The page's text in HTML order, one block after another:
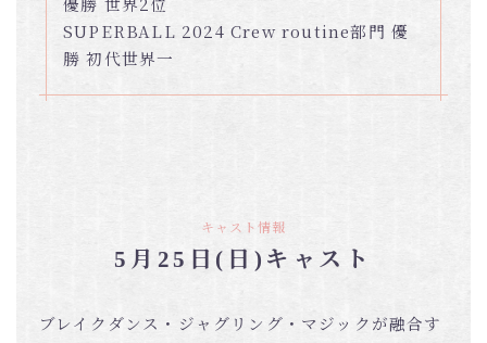
SUPERBALL 2024 Crew routine部門 優
勝 初代世界一
キャスト情報
5月25日(日)キャスト
ブレイクダンス・ジャグリング・マジックが融合す